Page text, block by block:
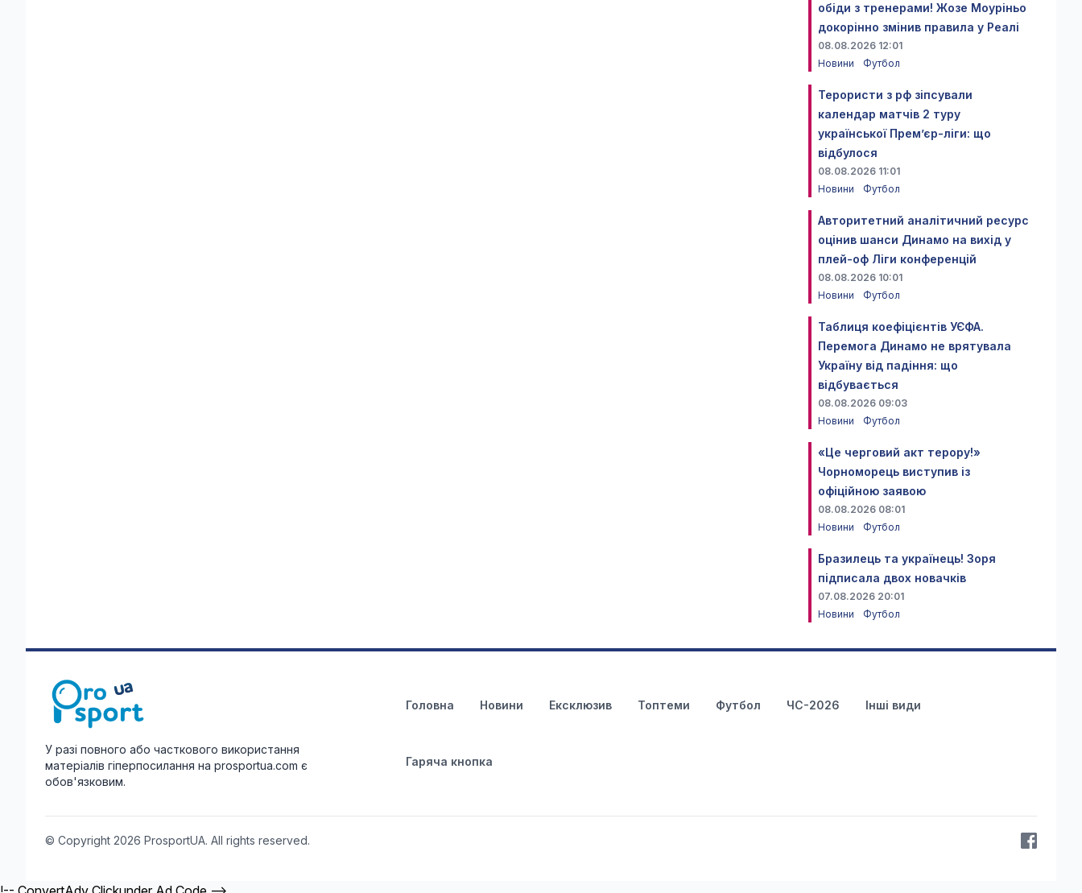
обіди з тренерами! Жозе Моуріньо
докорінно змінив правила у Реалі
08.08.2026 12:01
Новини
Футбол
Терористи з рф зіпсували
календар матчів 2 туру
української Прем’єр-ліги: що
відбулося
08.08.2026 11:01
Новини
Футбол
Авторитетний аналітичний ресурс
оцінив шанси Динамо на вихід у
плей-оф Ліги конференцій
08.08.2026 10:01
Новини
Футбол
Таблиця коефіцієнтів УЄФА.
Перемога Динамо не врятувала
Україну від падіння: що
відбувається
08.08.2026 09:03
Новини
Футбол
«Це черговий акт терору!»
Чорноморець виступив із
офіційною заявою
08.08.2026 08:01
Новини
Футбол
Бразилець та українець! Зоря
підписала двох новачків
07.08.2026 20:01
Новини
Футбол
У разі повного або часткового використання
матеріалів гіперпосилання на prosportua.com є
обов'язковим.
Головна Новини Ексклюзив Топтеми Футбол ЧС-2026 Інші види
Гаряча кнопка
© Copyright 2026 ProsportUA. All rights reserved.